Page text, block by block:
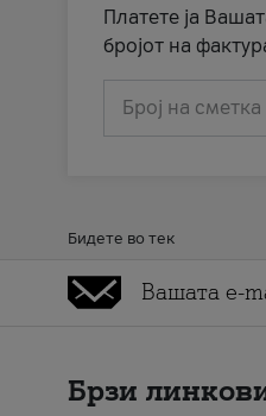
Платете ја
бројот на
Број на сметка
Бидете во тек
Брзи